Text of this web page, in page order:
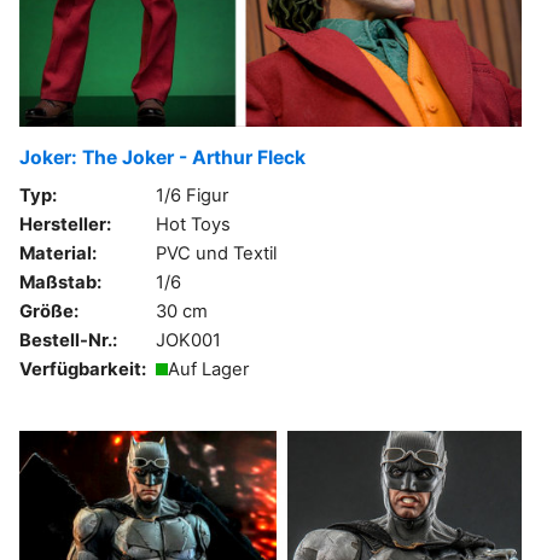
Joker: The Joker - Arthur Fleck
Typ:
1/6 Figur
Hersteller:
Hot Toys
Material:
PVC und Textil
Maßstab:
1/6
Größe:
30 cm
Bestell-Nr.:
JOK001
Verfügbarkeit:
Auf Lager